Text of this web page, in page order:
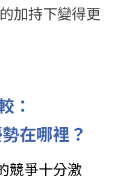
加持下變得更
：
在哪裡？
競爭十分激